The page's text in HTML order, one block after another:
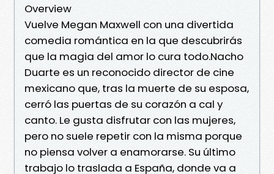
Overview
Vuelve Megan Maxwell con una divertida
comedia romántica en la que descubrirás
que la magia del amor lo cura todo.Nacho
Duarte es un reconocido director de cine
mexicano que, tras la muerte de su esposa,
cerró las puertas de su corazón a cal y
canto. Le gusta disfrutar con las mujeres,
pero no suele repetir con la misma porque
no piensa volver a enamorarse. Su último
trabajo lo traslada a España, donde va a